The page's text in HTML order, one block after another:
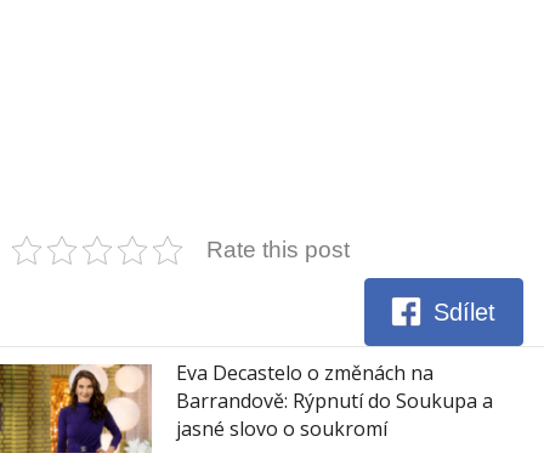
Rate this post
Sdílet
Eva Decastelo o změnách na
Barrandově: Rýpnutí do Soukupa a
jasné slovo o soukromí